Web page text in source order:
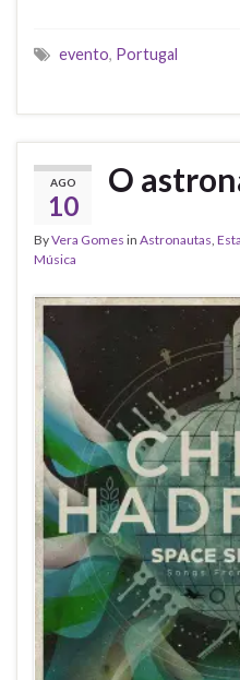
evento, Portugal
AGO
10
O
ByVera Gomes in Astronautas,
Música